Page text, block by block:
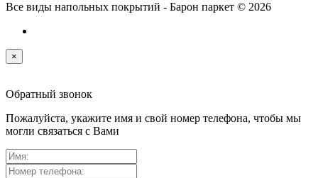
Все виды напольных покрытий - Барон паркет © 2026
×
Обратный звонок
Пожалуйста, укажите имя и свой номер телефона, чтобы мы
могли связаться с Вами